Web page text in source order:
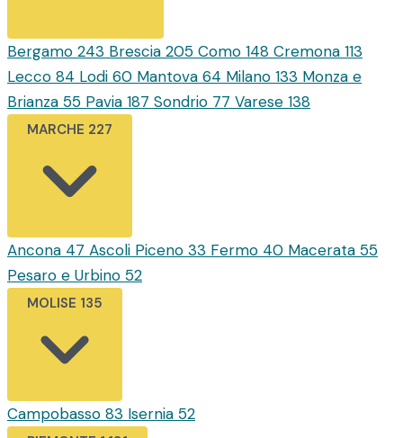
Bergamo 243 Brescia 205 Como 148 Cremona 113
Lecco 84 Lodi 60 Mantova 64 Milano 133 Monza e
Brianza 55 Pavia 187 Sondrio 77 Varese 138
MARCHE 227
Ancona 47 Ascoli Piceno 33 Fermo 40 Macerata 55
Pesaro e Urbino 52
MOLISE 135
Campobasso 83 Isernia 52